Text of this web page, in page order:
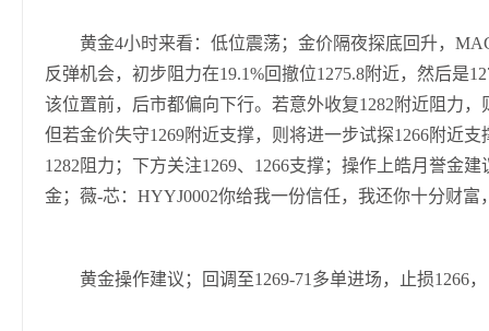
黄金4小时来看：低位震荡；金价隔夜探底回升，
反弹机会，初步阻力在19.1%回撤位1275.8附近，然后是
该位置前，后市都偏向下行。若意外收复1282附近阻力
但若金价失守1269附近支撑，则将进一步试探1266附近
1282阻力；下方关注1269、1266支撑；操作上皓月誉金
金；薇-芯：HYYJ0002你给我一份信任，我还你十分财
黄金操作建议；回调至1269-71多单进场，止损1266，